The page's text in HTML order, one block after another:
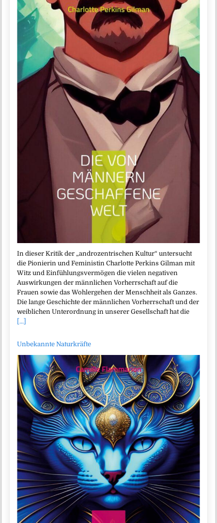
In dieser Kritik der „androzentrischen Kultur“ untersucht
die Pionierin und Feministin Charlotte Perkins Gilman mit
Witz und Einfühlungsvermögen die vielen negativen
Auswirkungen der männlichen Vorherrschaft auf die
Frauen sowie das Wohlergehen der Menschheit als Ganzes.
Die lange Geschichte der männlichen Vorherrschaft und der
weiblichen Unterordnung in unserer Gesellschaft hat die
[...]
Unbekannte Naturkräfte